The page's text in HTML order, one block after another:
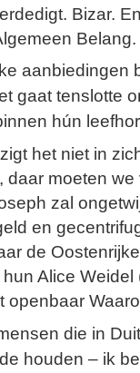
Bizar.
Belang.
gaat tenslotte
hún
het niet in
daar moeten
zal
en
de
Alice Weidel
openbaar
die in
houden – ik